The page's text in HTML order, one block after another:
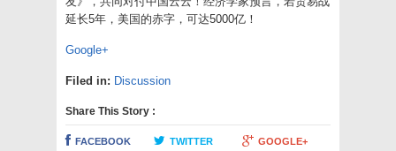
延长5年，美国的赤字，可达5000亿！
Google+
Filed in: Discussion
Share This Story :
FACEBOOK TWITTER GOOGLE+